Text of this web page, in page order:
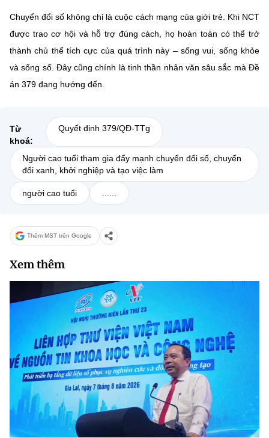
Chuyển đổi số không chỉ là cuộc cách mạng của giới trẻ. Khi NCT
được trao cơ hội và hỗ trợ đúng cách, họ hoàn toàn có thể trở
thành chủ thể tích cực của quá trình này – sống vui, sống khỏe
và sống số. Đây cũng chính là tinh thần nhân văn sâu sắc mà Đề
án 379 đang hướng đến.
Từ
khoá:
Quyết định 379/QĐ-TTg
Người cao tuổi tham gia đẩy mạnh chuyển đổi số, chuyển
đổi xanh, khởi nghiệp và tạo việc làm
người cao tuổi
Thêm MST trên Google
Xem thêm